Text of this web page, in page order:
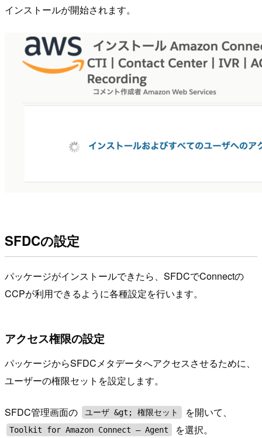
インストールが開始されます。
SFDCの設定
パッケージがインストールできたら、SFDCでConnectの
CCPが利用できるように各種設定を行います。
アクセス権限の設定
パッケージからSFDCメタデータへアクセスさせるために、
ユーザーの権限セットを設定します。
SFDC管理画面の ユーザ &gt; 権限セット を開いて、
Toolkit for Amazon Connect – Agent を選択。